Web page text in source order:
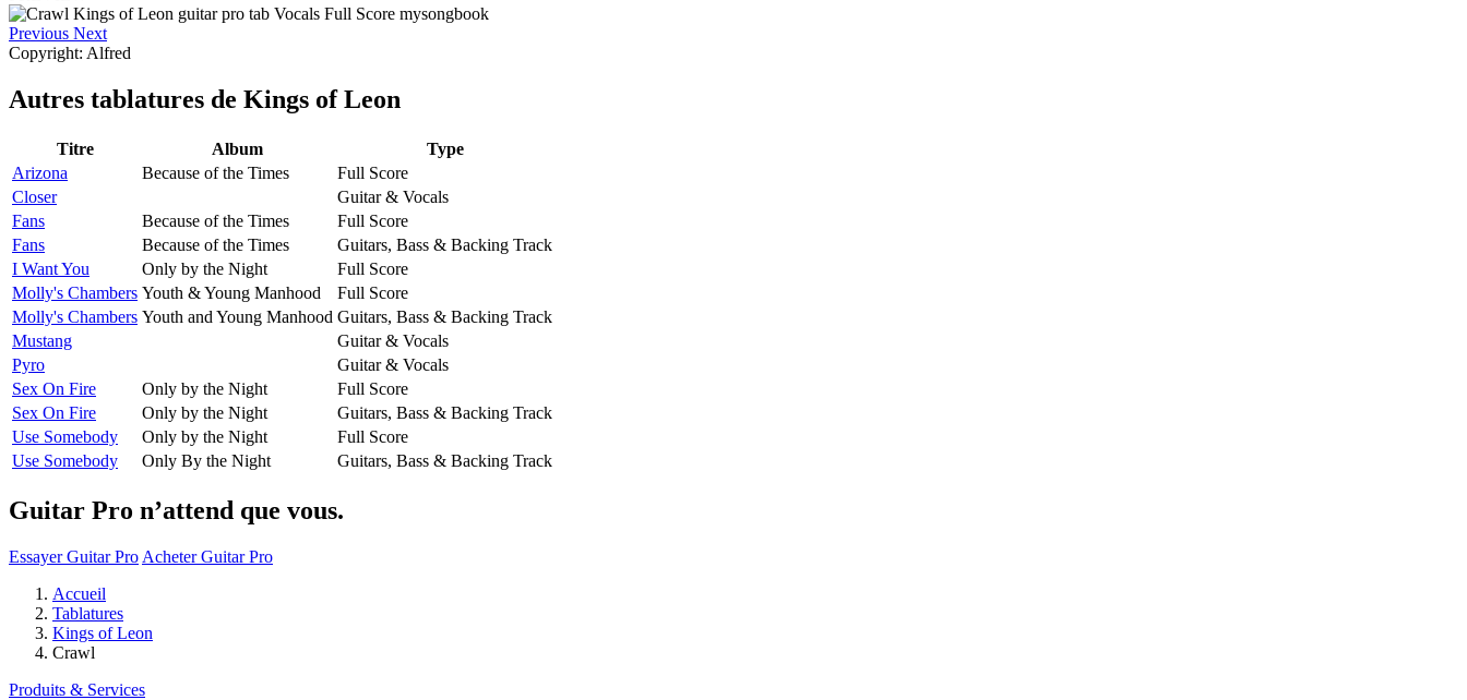
Previous Next
Copyright: Alfred
Autres tablatures de Kings of Leon
Titre Album
Type
Arizona
Because of the Times
Full Score
Closer
Guitar & Vocals
Fans
Because of the Times
Full Score
Fans
Because of the Times
Guitars, Bass & Backing Track
I Want You
Only by the Night
Full Score
Molly's Chambers Youth & Young Manhood
Full Score
Molly's Chambers Youth and Young Manhood Guitars, Bass & Backing Track
Mustang
Guitar & Vocals
Pyro
Guitar & Vocals
Sex On Fire
Only by the Night
Full Score
Sex On Fire
Only by the Night
Guitars, Bass & Backing Track
Use Somebody
Only by the Night
Full Score
Use Somebody
Only By the Night Guitars, Bass & Backing Track
Guitar Pro n’attend que vous.
Essayer Guitar Pro Acheter Guitar Pro
Accueil
Tablatures
Kings of Leon
Crawl
Produits & Services